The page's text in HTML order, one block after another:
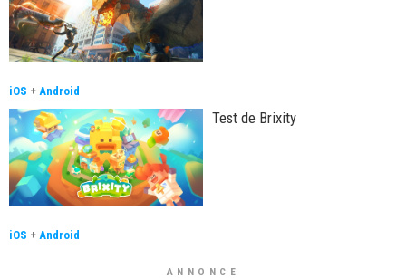
iOS + Android
Test de Brixity
iOS + Android
ANNONCE